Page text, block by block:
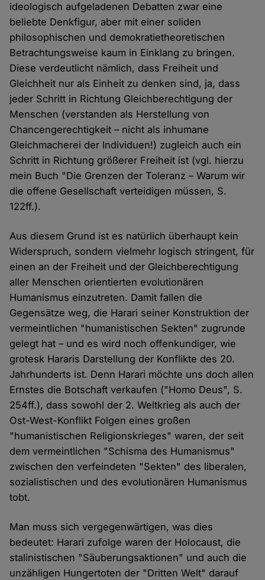
ideologisch aufgeladenen Debatten zwar eine
beliebte Denkfigur, aber mit einer soliden
philosophischen und demokratietheoretischen
Betrachtungsweise kaum in Einklang zu bringen.
Diese verdeutlicht nämlich, dass Freiheit und
Gleichheit nur als Einheit zu denken sind, ja, dass
jeder Schritt in Richtung Gleichberechtigung der
Menschen (verstanden als Herstellung von
Chancengerechtigkeit – nicht als inhumane
Gleichmacherei der Individuen!) zugleich auch ein
Schritt in Richtung größerer Freiheit ist (vgl. hierzu
mein Buch "Die Grenzen der Toleranz – Warum wir
die offene Gesellschaft verteidigen müssen, S.
122ff.).
Aus diesem Grund ist es natürlich überhaupt kein
Widerspruch, sondern vielmehr logisch stringent, für
einen an der Freiheit und der Gleichberechtigung
aller Menschen orientierten evolutionären
Humanismus einzutreten. Damit fallen die
Gegensätze weg, die Harari seiner Konstruktion der
vermeintlichen "humanistischen Sekten" zugrunde
gelegt hat – und es wird noch offenkundiger, wie
grotesk Hararis Darstellung der Konflikte des 20.
Jahrhunderts ist. Denn Harari möchte uns doch allen
Ernstes die Botschaft verkaufen ("Homo Deus", S.
254ff.), dass sowohl der 2. Weltkrieg als auch der
Ost-West-Konflikt Folgen eines großen
"humanistischen Religionskrieges" waren, der seit
dem vermeintlichen "Schisma des Humanismus"
zwischen den verfeindeten "Sekten" des liberalen,
sozialistischen und des evolutionären Humanismus
tobt.
Man muss sich vergegenwärtigen, was dies
bedeutet: Harari zufolge waren der Holocaust, die
stalinistischen "Säuberungsaktionen" und auch die
unzähligen Hungertoten der "Dritten Welt" darauf